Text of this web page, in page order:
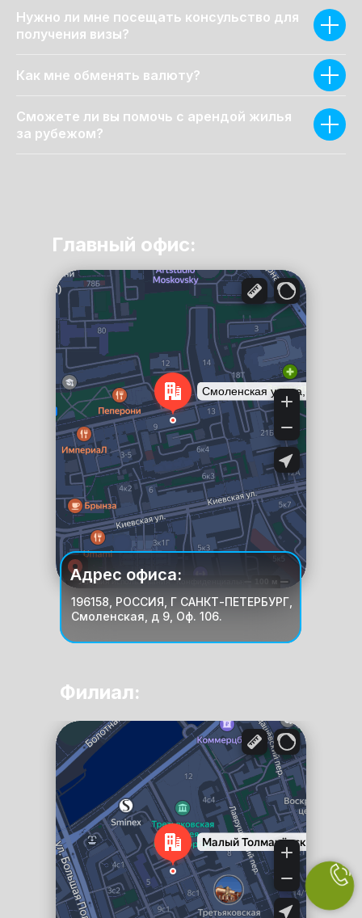
Нужно ли мне посещать консульство для
получения визы?
Как мне обменять валюту?
Сможете ли вы помочь с арендой жилья
за рубежом?
Санкт‑Петербург
Смоленская улица, 9 — Яндекс Карты
Главный офис:
Филиал:
Адрес офиса:
196158, РОССИЯ, Г САНКТ-ПЕТЕРБУРГ,
Смоленская, д 9, Оф. 106.
Москва
Яндекс Карты